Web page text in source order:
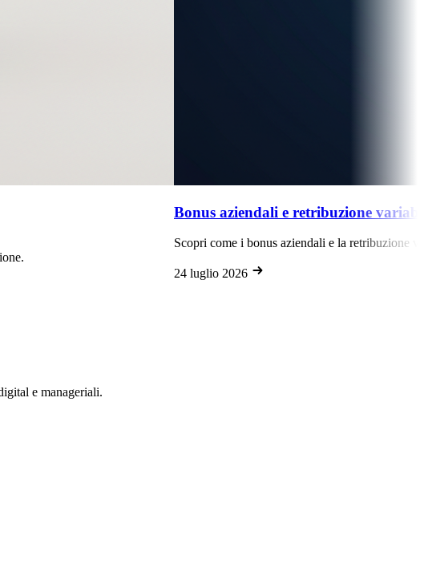
Bonus aziendali e retribuzione variabile: guida strategica
Scopri come i bonus aziendali e la retribuzione variabile guidano il successo
e manageriali.